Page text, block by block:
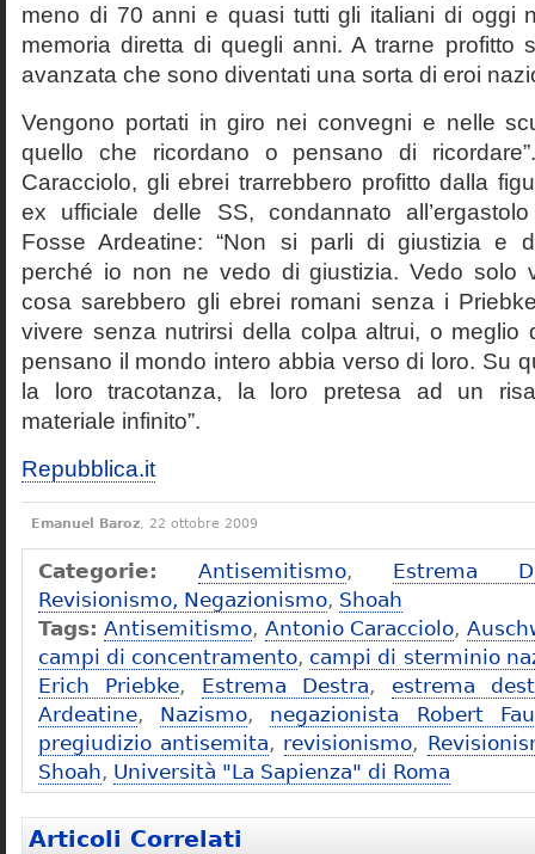
meno di 70 anni e quasi tutti gli italiani di oggi
memoria diretta di quegli anni. A trarne profitto
avanzata che sono diventati una sorta di eroi
Vengono portati in giro nei convegni e nelle
quello che ricordano o pensano di
Caracciolo, gli ebrei trarrebbero profitto dalla
ex ufficiale delle SS, condannato
Fosse Ardeatine: “Non si parli di giustizia e
perché io non ne vedo di giustizia. Vedo solo
cosa sarebbero gli ebrei romani senza i
vivere senza nutrirsi della colpa altrui, o meglio
pensano il mondo intero abbia verso di loro. Su
la loro tracotanza, la loro pretesa ad un
materiale infinito”.
Repubblica.it
Emanuel Baroz, 22 ottobre 2009
Categorie: Antisemitismo, Estrema
Revisionismo, Negazionismo, Shoah
Tags: Antisemitismo, Antonio Caracciolo,
campi di concentramento, campi di sterminio
Erich Priebke, Estrema Destra, estrema
Ardeatine, Nazismo, negazionista Robert
pregiudizio antisemita, revisionismo,
Shoah, Università "La Sapienza" di Roma
Articoli Correlati